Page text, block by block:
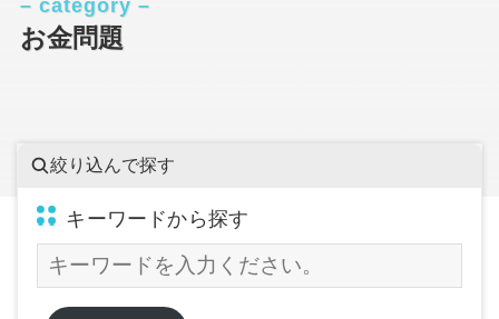
お金問題
– category –
絞り込んで探す
キーワードから探す